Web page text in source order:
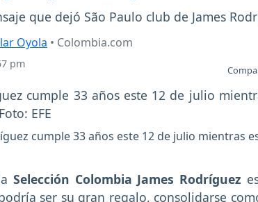
que dejó São Paulo club de James
Oyola • Colombia.com
pm
cumple 33 años este 12 de julio mientras
Selección Colombia James Rodríguez
ser su gran regalo, consolidarse